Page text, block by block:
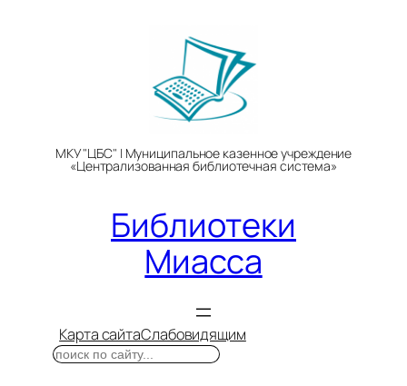
МКУ "ЦБС" | Муниципальное казенное учреждение
«Централизованная библиотечная система»
Библиотеки
Миасса
Карта сайтаСлабовидящим
Поиск